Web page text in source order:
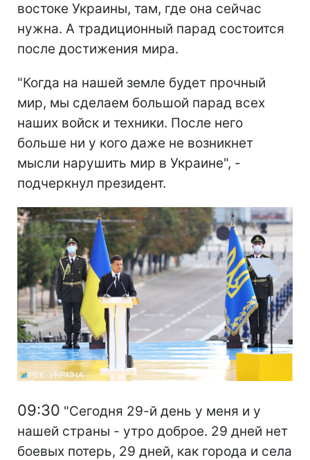
востоке Украины, там, где она сейчас
нужна. А традиционный парад состоится
после достижения мира.
"Когда на нашей земле будет прочный
мир, мы сделаем большой парад всех
наших войск и техники. После него
больше ни у кого даже не возникнет
мысли нарушить мир в Украине", -
подчеркнул президент.
09:30 "Сегодня 29-й день у меня и у
нашей страны - утро доброе. 29 дней нет
боевых потерь, 29 дней, как города и села